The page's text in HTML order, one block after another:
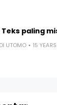
Teks paling
UTOMO 15